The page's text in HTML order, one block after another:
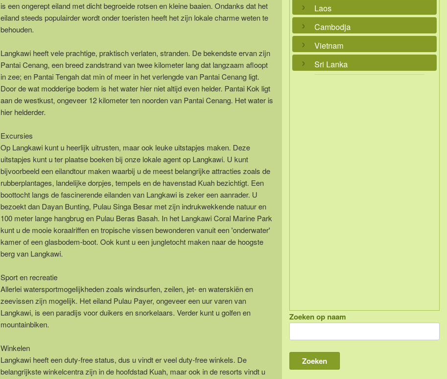
is een ongerept eiland met dicht begroeide rotsen en kleine baaien. Ondanks dat het
eiland steeds populairder wordt onder toeristen heeft het zijn lokale charme weten te
behouden.
Langkawi heeft vele prachtige, praktisch verlaten, stranden. De bekendste ervan zijn
Pantai Cenang, een breed zandstrand van twee kilometer lang dat langzaam afloopt
in zee; en Pantai Tengah dat min of meer in het verlengde van Pantai Cenang ligt.
Door de wat modderige bodem is het water hier niet altijd even helder. Pantai Kok ligt
aan de westkust, ongeveer 12 kilometer ten noorden van Pantai Cenang. Het water is
hier helderder.
Excursies
Op Langkawi kunt u heerlijk uitrusten, maar ook leuke uitstapjes maken. Deze
uitstapjes kunt u ter plaatse boeken bij onze lokale agent op Langkawi. U kunt
bijvoorbeeld een eilandtour maken waarbij u de meest belangrijke attracties zoals de
rubberplantages, landelijke dorpjes, tempels en de havenstad Kuah bezichtigt. Een
boottocht langs de fascinerende eilanden van Langkawi is zeker een aanrader. U
bezoekt dan Dayan Bunting, Pulau Singa Besar met zijn indrukwekkende natuur en
100 meter lange hangbrug en Pulau Beras Basah. In het Langkawi Coral Marine Park
kunt u de mooie koraalriffen en tropische vissen bewonderen vanuit een 'onderwater'
kamer of een glasbodem-boot. Ook kunt u een jungletocht maken naar de hoogste
berg van Langkawi.
Sport en recreatie
Allerlei watersportmogelijkheden zoals windsurfen, zeilen, jet- en waterskiën en
zeevissen zijn mogelijk. Het eiland Pulau Payer, ongeveer een uur varen van
Langkawi, is een paradijs voor duikers en snorkelaars. Verder kunt u golfen en
mountainbiken.
Winkelen
Langkawi heeft een duty-free status, dus u vindt er veel duty-free winkels. De
belangrijkste winkelcentra zijn in de hoofdstad Kuah, maar ook in de resorts vindt u
Laos
Cambodja
Vietnam
Sri Lanka
Zoeken op naam